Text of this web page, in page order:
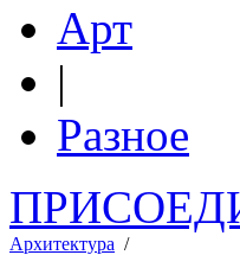
Арт
|
Разное
Архитектура /